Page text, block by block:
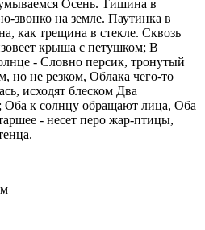
Осень. Тишина в
звонко на земле. Паутинка в
как трещина в стекле. Сквозь
крыша с петушком; В
- Словно персик, тронутый
но не резком, Облака чего-то
исходят блеском Два
Оба к солнцу обращают лица, Оба
- несет перо жар-птицы,